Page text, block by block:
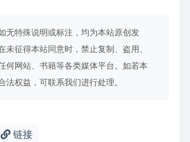
无特殊说明或标注，均为本站原创发
未征得本站同意时，禁止复制、盗用、
何网站、书籍等各类媒体平台。如若本
法权益，可联系我们进行处理。
链接